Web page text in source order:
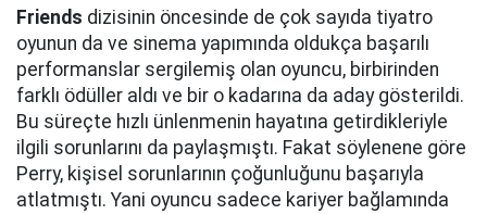
Friends dizisinin öncesinde de çok sayıda tiyatro
oyunun da ve sinema yapımında oldukça başarılı
performanslar sergilemiş olan oyuncu, birbirinden
farklı ödüller aldı ve bir o kadarına da aday gösterildi.
Bu süreçte hızlı ünlenmenin hayatına getirdikleriyle
ilgili sorunlarını da paylaşmıştı. Fakat söylenene göre
Perry, kişisel sorunlarının çoğunluğunu başarıyla
atlatmıştı. Yani oyuncu sadece kariyer bağlamında